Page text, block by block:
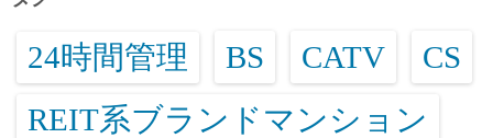
24時間管理 BS CATV CS
REIT系ブランドマンション